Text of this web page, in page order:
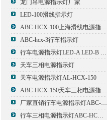
龙门吊电源指示灯厂家
LED-100滑线指示灯
ABC-HCX-100上海滑线电源指示灯厂家
ABC-hcx-3行车指示灯
行车电源指示灯LED-A LED-B LED-C
天车三相电源指示灯
天车电源指示灯AL-HCX-150
ABC-HCX-150天车三相电源指示灯出厂价格
厂家直销行车电源指示灯ABC-HCX-150
行车三相电源指示灯ABC-HCX-150